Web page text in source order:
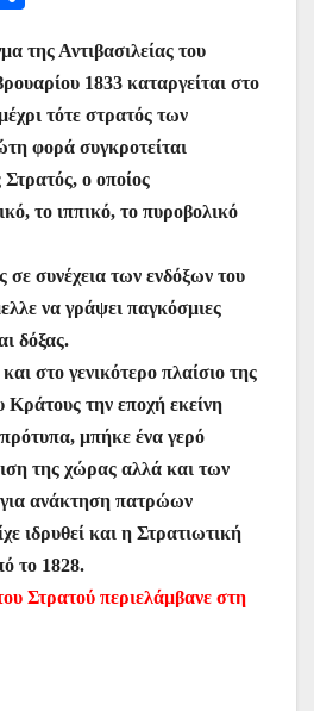
ai
l
e
st
s
e
n
g
er
gr
a
m
ρ
α
σ
τε
ίτ
της Αντιβασιλείας του
1833 καταργείται στο
τότε στρατός των
φορά συγκροτείται
ο οποίος
το ιππικό, το πυροβολικό
σε συνέχεια των ενδόξων του
να γράψει παγκόσμιες
δόξας.
στο γενικότερο πλαίσιο της
την εποχή εκείνη
μπήκε ένα γερό
της χώρας αλλά και των
ανάκτηση πατρώων
ιδρυθεί και η Στρατιωτική
το 1828.
Στρατού περιελάμβανε στη